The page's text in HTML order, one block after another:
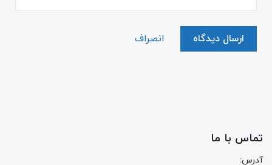
ارسال دیدگاه انصراف
تماس با ما
آدرس: